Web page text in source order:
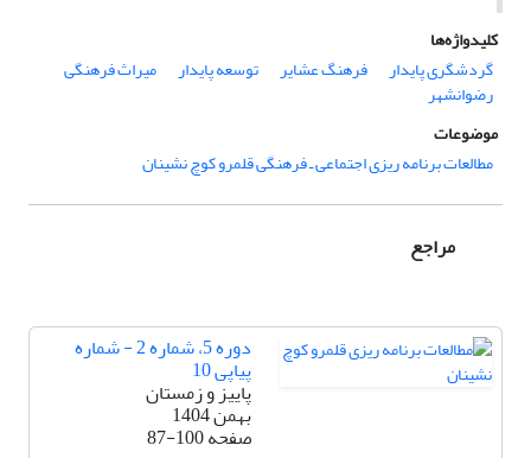
کلیدواژه‌ها
گردشگری پایدار
فرهنگ عشایر توسعه پایدار میراث فرهنگی
رضوانشهر
موضوعات
مطالعات برنامه ریزی اجتماعی ـ فرهنگی قلمرو کوچ نشینان
مراجع
دوره 5، شماره 2 - شماره
پیاپی 10
پاییز و زمستان
بهمن 1404
صفحه87-100